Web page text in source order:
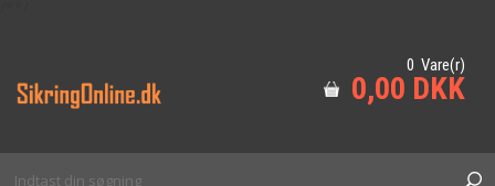
0 Vare(r)
0,00 DKK